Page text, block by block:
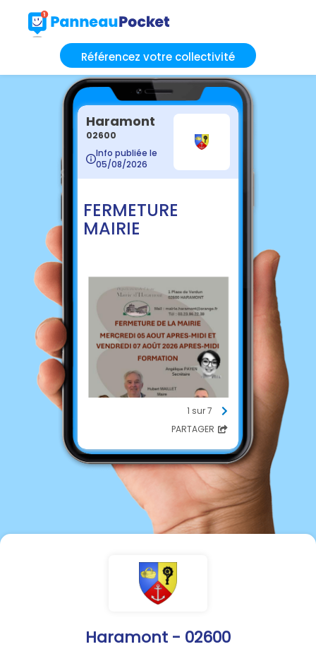
Référencez votre collectivité
Haramont - 02600
Haramont
02600
Info publiée le
05/08/2026
FERMETURE
MAIRIE
1 sur 7
PARTAGER